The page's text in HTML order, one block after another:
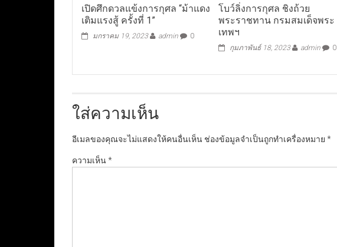
เปิดศึกดวลแข้งการกุศล “ม้าแดง
เติมแรงสู้ ครั้งที่ 1”
มกราคม 19, 2023 admin 0
โบว์ลิ่งการกุศล ชิงถ้วย
พระราชทาน กรมสมเด็จพระ
เทพฯ
กุมภาพันธ์ 18, 2023 admin 0
ใส่ความเห็น
อีเมลของคุณจะไม่แสดงให้คนอื่นเห็น ช่องข้อมูลจำเป็นถูกทำเครื่องหมาย *
ความเห็น*